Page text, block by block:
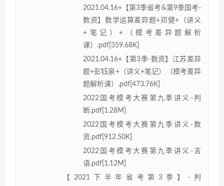
2021.04.16+【第3季省考&第9季国考-
数资】数学运算差异题+邓健+（讲义
+笔记）+（模考差异题解析
课）.pdf[359.68K]
2021.04.16+【第3季-数资】江苏差异
题+彭钰泉+（讲义+笔记）（模考差异
题解析课）.pdf[473.76K]
2022国考模考大赛第九季讲义-判
断.pdf[1.28M]
2022国考模考大赛第九季讲义-数
资.pdf[912.50K]
2022国考模考大赛第九季讲义-言
语.pdf[1.12M]
【2021下半年省考第3季】-判